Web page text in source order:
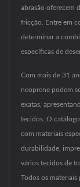
abrasão oferecem
fricção. Entre em
determinar a
específicas de
Com mais de 31
neoprene podem
exatas,
tecidos. O
com materiais
durabilidade,
vários tecidos de
Todos os